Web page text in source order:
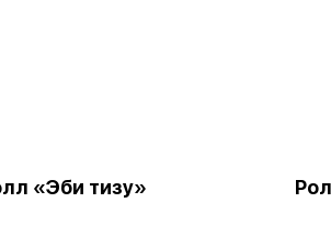
«Эби тизу»